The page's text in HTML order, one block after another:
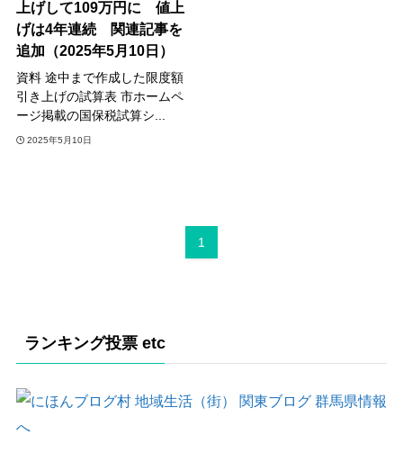
上げして109万円に 値上
げは4年連続 関連記事を
追加（2025年5月10日）
資料 途中まで作成した限度額
引き上げの試算表 市ホームペ
ージ掲載の国保税試算シ...
2025年5月10日
1
ランキング投票 etc